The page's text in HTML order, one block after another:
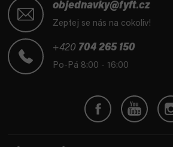
objednavky@fyft.cz
Zeptej se nás na cokoliv!
+420 704 265 150
Po-Pá 8:00 - 16:00